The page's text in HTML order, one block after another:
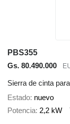
PBS355
Gs. 80.490.000
Sierra de cinta
Estado nuevo
Potencia 2,2 kW